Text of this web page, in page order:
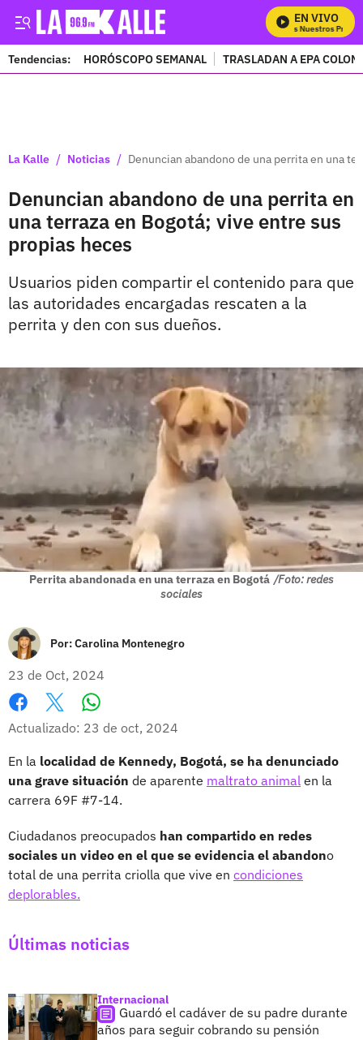
EN VIVO
Mira Todos Nuestros
Tendencias: HORÓSCOPO SEMANAL TRASLADAN A EPA
La Kalle / Noticias / Denuncian abandono de una perrita en una
Denuncian abandono de una perrita en
una terraza en Bogotá; vive entre sus
propias heces
Usuarios piden compartir el contenido para que
las autoridades encargadas rescaten a la
perrita y den con sus dueños.
Perrita abandonada en una terraza en Bogotá /Foto: redes
sociales
Por:Carolina Montenegro
23 de Oct, 2024
Facebook
X
Actualizado: 23 de oct, 2024
En la localidad de Kennedy, Bogotá, se ha denunciado
una grave situación de aparente maltrato animal en la
carrera 69F #7-14.
Ciudadanos preocupados han compartido en redes
sociales un video en el que se evidencia el abandono
total de una perrita criolla que vive en condiciones
deplorables.
Últimas noticias
Internacional
Guardó el cadáver de su padre durante
años para seguir cobrando su pensión